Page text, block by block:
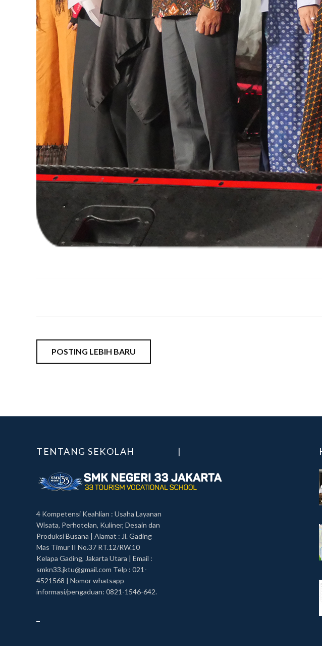
POSTING LEBIH BARU
TENTANG SEKOLAH
4 Kompetensi Keahlian : Usaha Layanan
Wisata, Perhotelan, Kuliner, Desain dan
Produksi Busana | Alamat : Jl. Gading
Mas Timur II No.37 RT.12/RW.10
Kelapa Gading, Jakarta Utara | Email :
smkn33.jktu@gmail.com Telp : 021-
4521568 | Nomor whatsapp
informasi/pengaduan: 0821-1546-642.
|